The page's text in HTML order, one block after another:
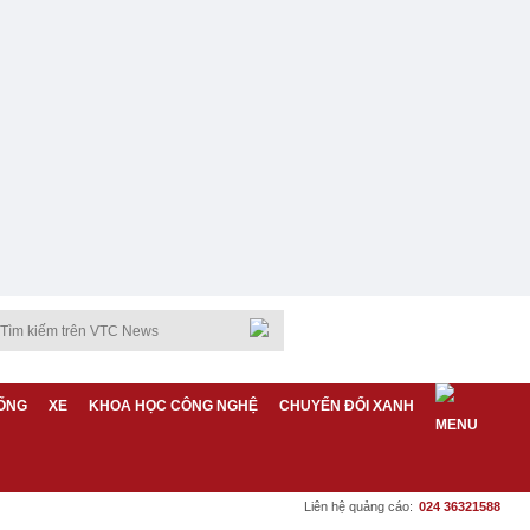
XE KHOA HỌC CÔNG NGHỆ CHUYỂN ĐỔI XANH
Liên hệ quảng cáo: 024 36321588